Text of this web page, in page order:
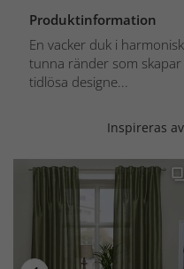
Produktinformation
En vacker duk i
tunna ränder som
tidlösa designe...
Inspireras